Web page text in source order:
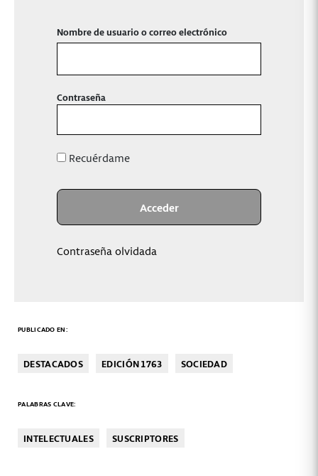
Nombre de usuario o correo electrónico
Contraseña
Recuérdame
Contraseña olvidada
PUBLICADO EN:
DESTACADOS EDICIÓN 1763 SOCIEDAD
PALABRAS CLAVE:
INTELECTUALES SUSCRIPTORES